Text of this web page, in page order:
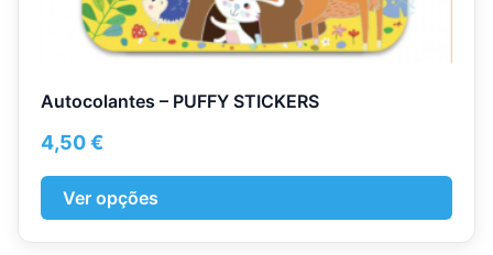
Autocolantes – PUFFY STICKERS
4,50€
Ver opções